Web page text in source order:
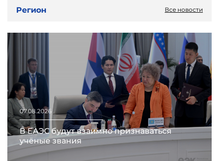
Регион Все новости
07.08.2026
В ЕАЭС будут взаимно признаваться
учёные звания